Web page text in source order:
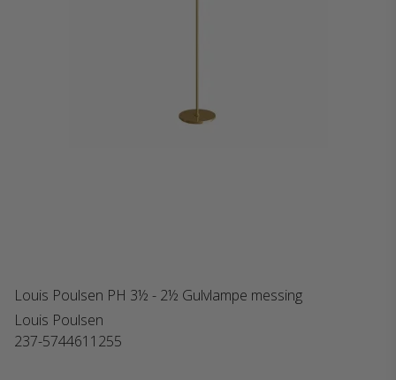
Louis Poulsen PH 3½ - 2½ Gulvlampe messing
Louis Poulsen
237-5744611255